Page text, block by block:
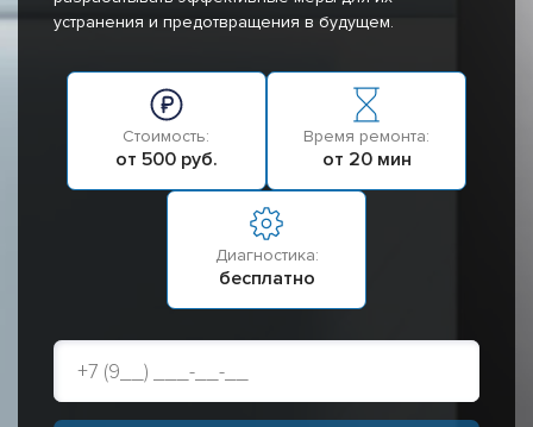
устранения и предотвращения в будущем.
Стоимость:
от 500 руб.
Время ремонта:
от 20 мин
Диагностика:
бесплатно